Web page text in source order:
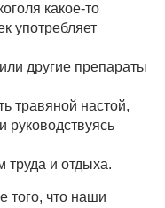
какое-то
употребляет
другие препараты
травяной настой,
руководствуясь
труда и отдыха.
того, что наши